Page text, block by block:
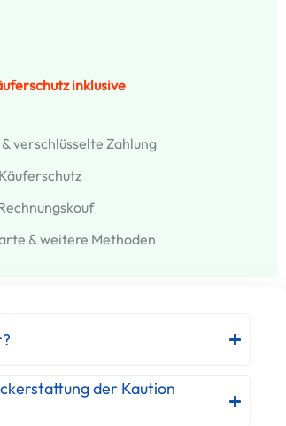
inklusive
verschlüsselte Zahlung
& weitere Methoden
der Kaution